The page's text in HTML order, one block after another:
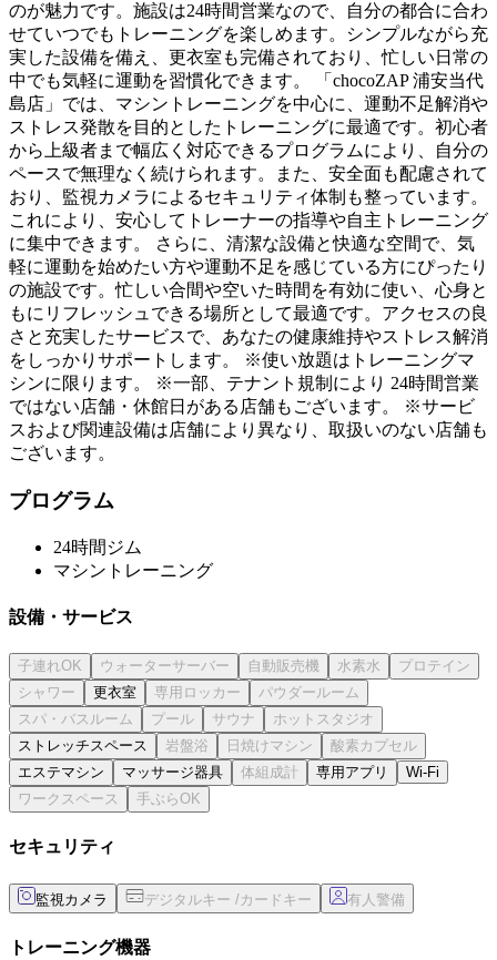
のが魅力です。施設は24時間営業なので、自分の都合に合わ
せていつでもトレーニングを楽しめます。シンプルながら充
実した設備を備え、更衣室も完備されており、忙しい日常の
中でも気軽に運動を習慣化できます。 「chocoZAP 浦安当代
島店」では、マシントレーニングを中心に、運動不足解消や
ストレス発散を目的としたトレーニングに最適です。初心者
から上級者まで幅広く対応できるプログラムにより、自分の
ペースで無理なく続けられます。また、安全面も配慮されて
おり、監視カメラによるセキュリティ体制も整っています。
これにより、安心してトレーナーの指導や自主トレーニング
に集中できます。 さらに、清潔な設備と快適な空間で、気
軽に運動を始めたい方や運動不足を感じている方にぴったり
の施設です。忙しい合間や空いた時間を有効に使い、心身と
もにリフレッシュできる場所として最適です。アクセスの良
さと充実したサービスで、あなたの健康維持やストレス解消
をしっかりサポートします。 ※使い放題はトレーニングマ
シンに限ります。 ※一部、テナント規制により 24時間営業
ではない店舗・休館日がある店舗もございます。 ※サービ
スおよび関連設備は店舗により異なり、取扱いのない店舗も
ございます。
プログラム
24時間ジム
マシントレーニング
設備・サービス
更衣室
ストレッチスペース
エステマシン
マッサージ器具 専用アプリ Wi-Fi
セキュリティ
監視カメラ
トレーニング機器